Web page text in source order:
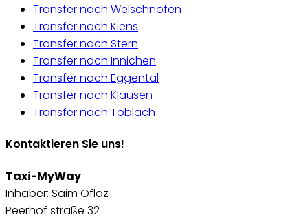
Transfer nach Welschnofen
Transfer nach Kiens
Transfer nach Stern
Transfer nach Innichen
Transfer nach Eggental
Transfer nach Klausen
Transfer nach Toblach
Kontaktieren Sie uns!
Taxi-MyWay
Inhaber: Saim Oflaz
Peerhof straße 32